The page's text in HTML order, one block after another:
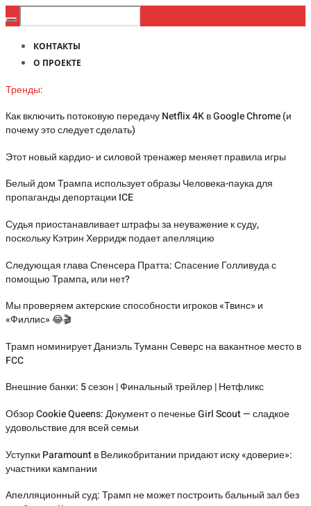
КОНТАКТЫ
О ПРОЕКТЕ
Тренды:
Как включить потоковую передачу Netflix 4K в Google Chrome (и
почему это следует сделать)
Этот новый кардио- и силовой тренажер меняет правила игры
Белый дом Трампа использует образы Человека-паука для
пропаганды депортации ICE
Судья приостанавливает штрафы за неуважение к суду,
поскольку Кэтрин Херридж подает апелляцию
Следующая глава Спенсера Пратта: Спасение Голливуда с
помощью Трампа, или нет?
Мы проверяем актерские способности игроков «Твинс» и
«Филлис» 😂🎬
Трамп номинирует Даниэль Туманн Северс на вакантное место в
FCC
Внешние банки: 5 сезон | Финальный трейлер | Нетфликс
Обзор Cookie Queens: Документ о печенье Girl Scout — сладкое
удовольствие для всей семьи
Уступки Paramount в Великобритании придают иску «доверие»:
участники кампании
Апелляционный суд: Трамп не может построить бальный зал без